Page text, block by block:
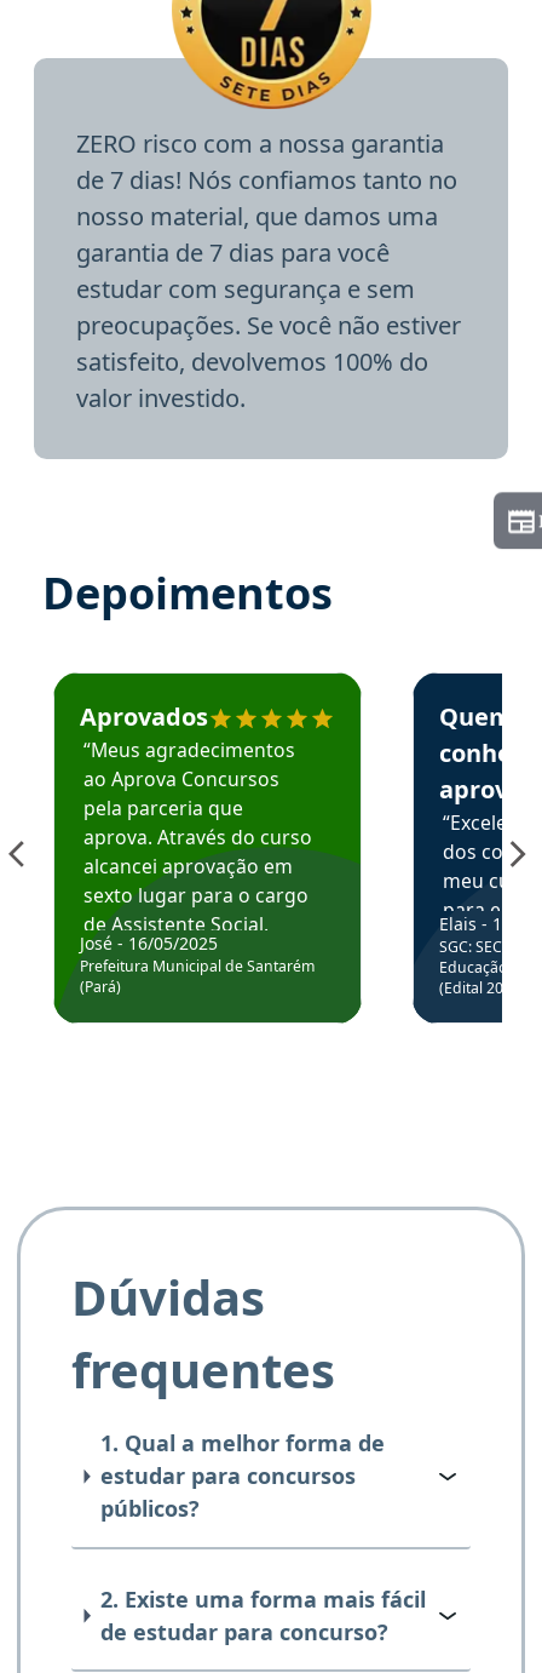
ZERO risco com a nossa garantia
de 7 dias! Nós confiamos tanto no
nosso material, que damos uma
garantia de 7 dias para você
estudar com segurança e sem
preocupações. Se você não estiver
satisfeito, devolvemos 100% do
valor investido.
Depoimentos
Estudante José recomenda o Aprova Concursos em
Aprovados
“Meus agradecimentos
ao Aprova Concursos
pela parceria que
aprova. Através do curso
alcancei aprovação em
sexto lugar para o cargo
de Assistente Social.
Hoje estou atuando na
Prefeitura de Santarém.
José - 16/05/2025
Prefeitura Municipal de Santarém
(Pará)
Estudante
Quem
aprova
dos
meu
para
colocar
através
de
Elais - 15/
SGC: SEC BA
Educação
(Edital
Dúvidas
frequentes
1. Qual a melhor forma de
estudar para concursos
públicos?
2. Existe uma forma mais fácil
de estudar para concurso?